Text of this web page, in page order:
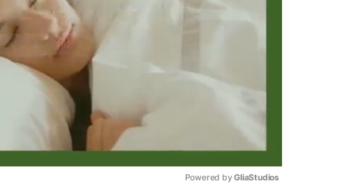
Powered by GliaStudios